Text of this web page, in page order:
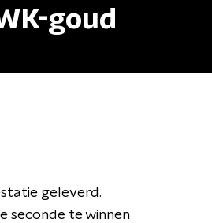
goud
geleverd.
seconde te winnen